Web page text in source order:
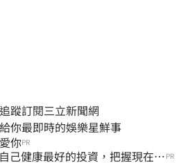
蹤訂閱三立新聞網
你最即時的娛樂星鮮事
你PR
己健康最好的投資，把握現在不 PR